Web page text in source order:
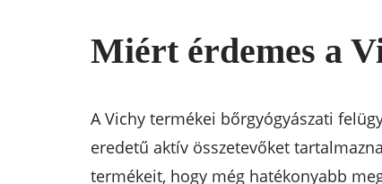
Miért érdemes a
A Vichy termékei bőrgyógyászati
eredetű aktív összetevőket
termékeit, hogy még hatékonyabb